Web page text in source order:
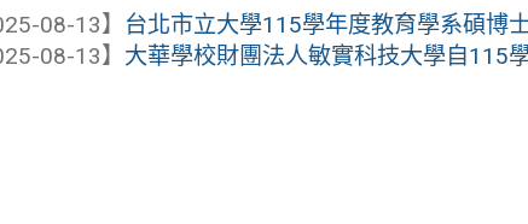
08-13】 台北市立大學115學年度教育學系碩博
08-13】 大華學校財團法人敏實科技大學自115